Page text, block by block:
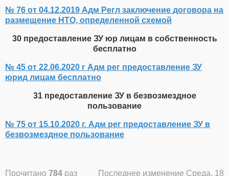
№ 76 от 04.12.2019 Адм Регл заключение договора на
размещение НТО, определенной схемой
30 предоставление ЗУ юр лицам в собственность
бесплатно
№ 45 от 22.06.2020 г Адм рег предоставление ЗУ
юрид лицам бесплатно
31 предоставление ЗУ в безвозмездное
пользование
№ 75 от 15.10.2020 г. Адм рег предоставление ЗУ в
безвозмездное пользование
Прочитано 784 раз Последнее изменение Среда, 18